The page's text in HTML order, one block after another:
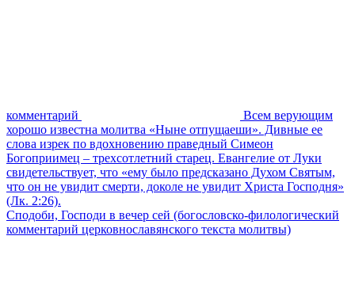
комментарий
Всем верующим
хорошо известна молитва «Ныне отпущаеши». Дивные ее
слова изрек по вдохновению праведный Симеон
Богоприимец – трехсотлетний старец. Евангелие от Луки
свидетельствует, что «ему было предсказано Духом Святым,
что он не увидит смерти, доколе не увидит Христа Господня»
(Лк. 2:26).
Сподоби, Господи в вечер сей (богословско-филологический
комментарий церковнославянского текста молитвы)